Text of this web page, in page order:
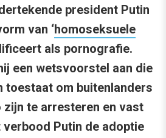
president Putin
van ‘homoseksuele
als pornografie.
een wetsvoorstel aan die
toestaat om buitenlanders
zijn te arresteren en vast
Putin de adoptie